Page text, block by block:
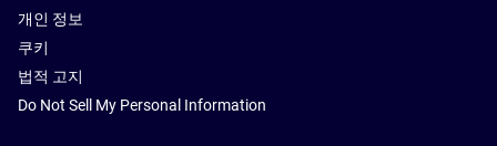
개인 정보
쿠키
법적 고지
Do Not Sell My Personal Information